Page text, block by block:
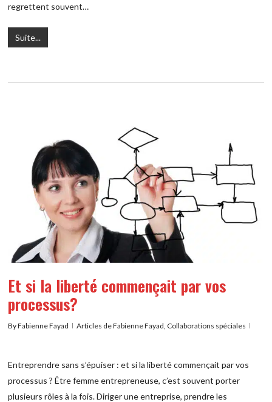
regrettent souvent…
Suite...
Et si la liberté commençait par vos
processus?
ByFabienne Fayad Articles de Fabienne Fayad Collaborations spéciales
Entreprendre sans s’épuiser : et si la liberté commençait par vos
processus ? Être femme entrepreneuse, c’est souvent porter
plusieurs rôles à la fois. Diriger une entreprise, prendre les